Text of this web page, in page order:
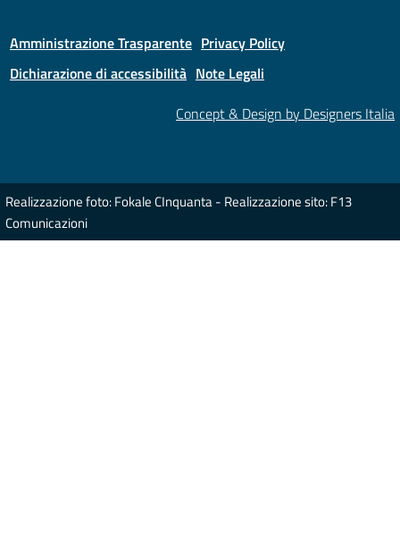
Amministrazione Trasparente Privacy Policy
Dichiarazione di accessibilità Note Legali
Concept & Design by Designers Italia
Realizzazione foto: Fokale CInquanta - Realizzazione sito: F13
Comunicazioni